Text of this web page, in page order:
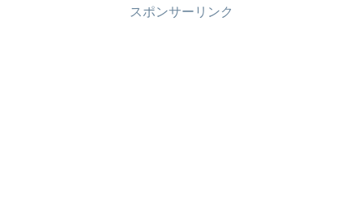
スポンサーリンク